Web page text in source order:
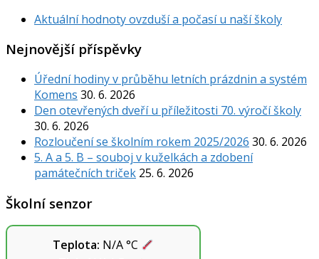
Aktuální hodnoty ovzduší a počasí u naší školy
Nejnovější příspěvky
Úřední hodiny v průběhu letních prázdnin a systém
Komens 30. 6. 2026
Den otevřených dveří u příležitosti 70. výročí školy
30. 6. 2026
Rozloučení se školním rokem 2025/2026 30. 6. 2026
5. A a 5. B – souboj v kuželkách a zdobení
památečních triček 25. 6. 2026
Školní senzor
Teplota: N/A°C